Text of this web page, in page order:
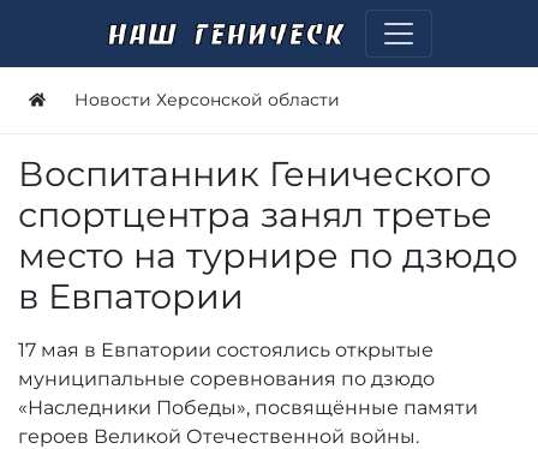
Новости Херсонской области
Воспитанник Генического
спортцентра занял третье
место на турнире по дзюдо
в Евпатории
17 мая в Евпатории состоялись открытые
муниципальные соревнования по дзюдо
«Наследники Победы», посвящённые памяти
героев Великой Отечественной войны.